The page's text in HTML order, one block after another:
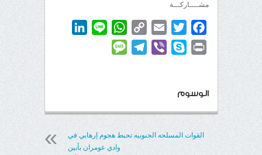
مشــــاركـــة
Facebook
Twitter
Email
Copy
Link
WhatsApp
Line
Print
Skype
Viber
Telegram
الوسوم
القوات المسلحه الجنوبيه تحبط هجوم إرهابي في
وادي عومران بأبين